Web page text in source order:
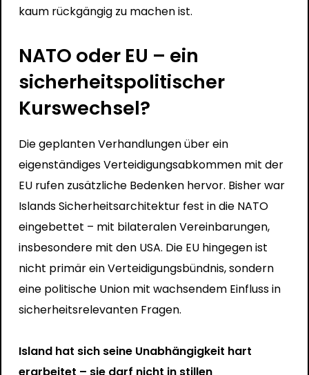
kaum rückgängig zu machen ist.
NATO oder EU – ein
sicherheitspolitischer
Kurswechsel?
Die geplanten Verhandlungen über ein
eigenständiges Verteidigungsabkommen mit der
EU rufen zusätzliche Bedenken hervor. Bisher war
Islands Sicherheitsarchitektur fest in die NATO
eingebettet – mit bilateralen Vereinbarungen,
insbesondere mit den USA. Die EU hingegen ist
nicht primär ein Verteidigungsbündnis, sondern
eine politische Union mit wachsendem Einfluss in
sicherheitsrelevanten Fragen.
Island hat sich seine Unabhängigkeit hart
erarbeitet – sie darf nicht in stillen